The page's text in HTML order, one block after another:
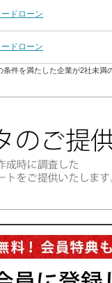
ドローン
ドローン
件を満たした企業が2社未満